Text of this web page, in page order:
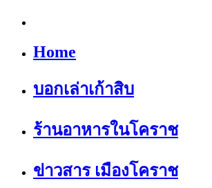
Home
บอกเล่าเก้าสิบ
ร้านอาหารในโคราช
ข่าวสาร เมืองโคราช